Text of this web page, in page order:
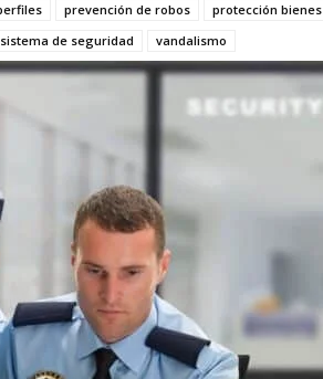
prevención de robos protección bienes
sistema de seguridad vandalismo